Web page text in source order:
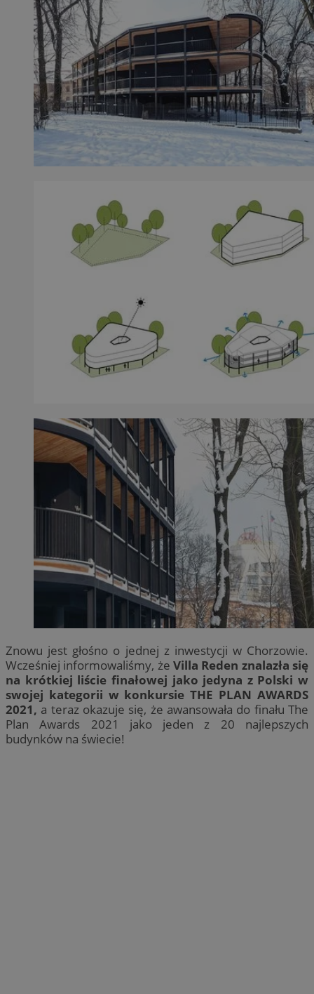
Znowu jest głośno o jednej z inwestycji w Chorzowie.
Wcześniej informowaliśmy, że Villa Reden znalazła się
na krótkiej liście finałowej jako jedyna z Polski w
swojej kategorii w konkursie THE PLAN AWARDS
2021, a teraz okazuje się, że awansowała do finału The
Plan Awards 2021 jako jeden z 20 najlepszych
budynków na świecie!